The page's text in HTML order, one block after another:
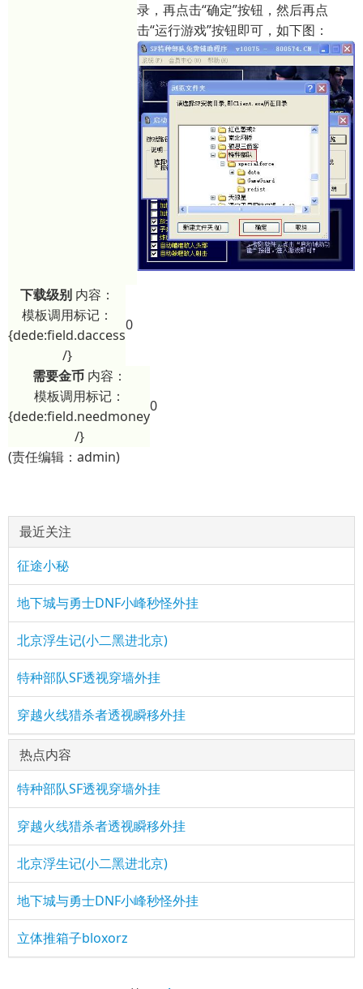
录，再点击“确定”按钮，然后再点
击“运行游戏”按钮即可，如下图：
下载级别内容：
模板调用标记：
{dede:field.daccess
/}
0
需要金币内容：
模板调用标记：
{dede:field.needmoney
/}
0
(责任编辑：admin)
最近关注
征途小秘
地下城与勇士DNF小峰秒怪外挂
北京浮生记(小二黑进北京)
特种部队SF透视穿墙外挂
穿越火线猎杀者透视瞬移外挂
热点内容
特种部队SF透视穿墙外挂
穿越火线猎杀者透视瞬移外挂
北京浮生记(小二黑进北京)
地下城与勇士DNF小峰秒怪外挂
立体推箱子bloxorz